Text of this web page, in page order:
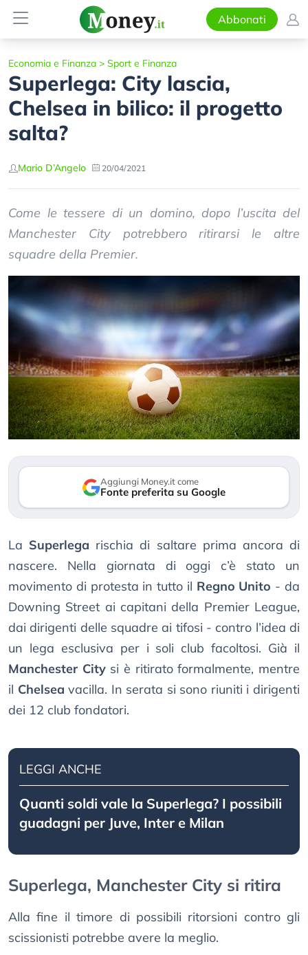
Abbonati
Economia e Finanza > Sport e Finanza
Superlega: City lascia,
Chelsea in bilico: il progetto
salta?
Mario D’Angelo 20/04/2021
Come le tessere di un domino, dopo l’uscita del
Manchester City potrebbero ritirarsi le altre
squadre della Premier.
Aggiungi Money.it come
Fonte preferita su Google
La Superlega rischia di saltare prima ancora di
nascere. Nella giornata di oggi c’è stato un
movimento di protesta in tutto il Regno Unito - da
Downing Street ai capitani della Premier League,
dai dirigenti delle squadre ai tifosi - contro l’idea di
un lega esclusiva per i soli club facoltosi. Già il
Manchester Citysi è ritirato formalmente, mentre
il Chelsea vacilla. In serata si sono riuniti i dirigenti
dei 12 club fondatori.
LEGGI ANCHE
Quanti soldi vale la Superlega? I possibili
guadagni per Juve, Inter e Milan
Superlega, Manchester City si ritira
Alla fine il timore di possibili ritorsioni contro gli
scissionisti potrebbe avere la meglio.